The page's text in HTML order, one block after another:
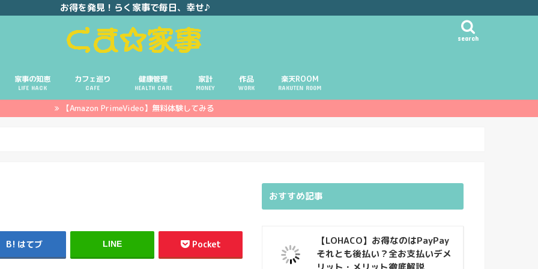
お得を発見！らく家事で毎日、幸せ♪
search
家事の知恵
LIFE HACK
カフェ巡り
CAFE
健康管理
HEALTH CARE
家計
MONEY
ポイ活
投資
副業
作品
WORK
楽天ROOM
RAKUTEN ROOM
【Amazon PrimeVideo】無料体験してみる
はてブ LINE Pocket
おすすめ記事
【LOHACO】お得なのはPayPay
それとも後払い？全お支払いデメ